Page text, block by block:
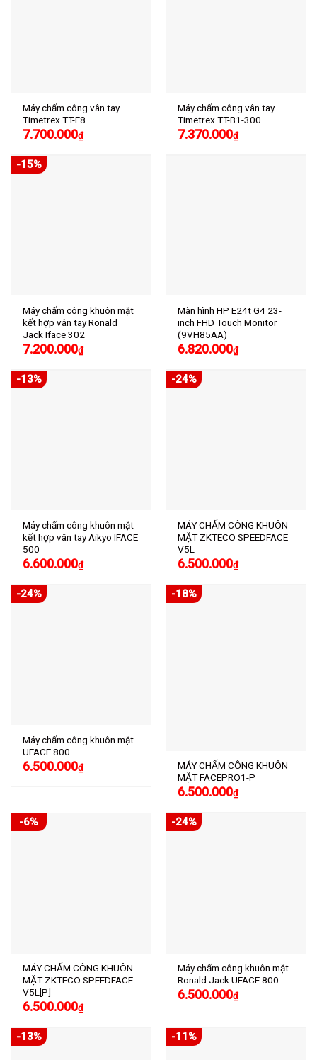
Máy chấm công vân tay
Timetrex TT-F8
7.700.000₫
Máy chấm công vân tay
Timetrex TT-B1-300
7.370.000₫
-15%
Máy chấm công khuôn mặt
kết hợp vân tay Ronald
Jack Iface 302
7.200.000₫
Màn hình HP E24t G4 23-
inch FHD Touch Monitor
(9VH85AA)
6.820.000₫
-13%
Máy chấm công khuôn mặt
kết hợp vân tay Aikyo IFACE
500
6.600.000₫
-24%
MÁY CHẤM CÔNG KHUÔN
MẶT ZKTECO SPEEDFACE
V5L
6.500.000₫
-24%
Máy chấm công khuôn mặt
UFACE 800
6.500.000₫
-18%
MÁY CHẤM CÔNG KHUÔN
MẶT FACEPRO1-P
6.500.000₫
-6%
MÁY CHẤM CÔNG KHUÔN
MẶT ZKTECO SPEEDFACE
V5L[P]
6.500.000₫
-24%
Máy chấm công khuôn mặt
Ronald Jack UFACE 800
6.500.000₫
-13% -11%